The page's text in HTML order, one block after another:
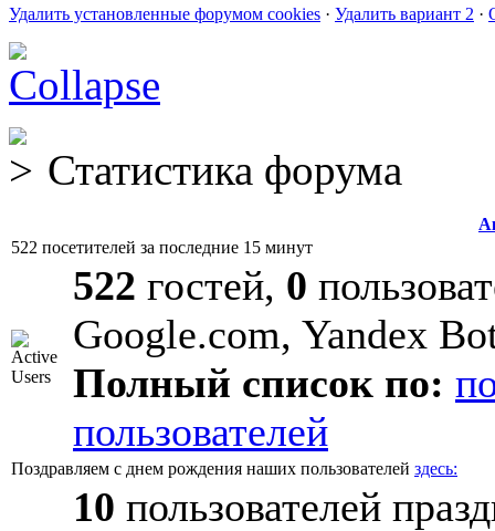
Удалить установленные форумом cookies · Удалить вариант 2 ·
Статистика форума
522 посетителей за последние 15 минут
522 гостей, 0
Google.com, Yandex
Полный список по:
пользователей
Поздравляем с днем рождения наших пользователей здесь:
10 пользователей